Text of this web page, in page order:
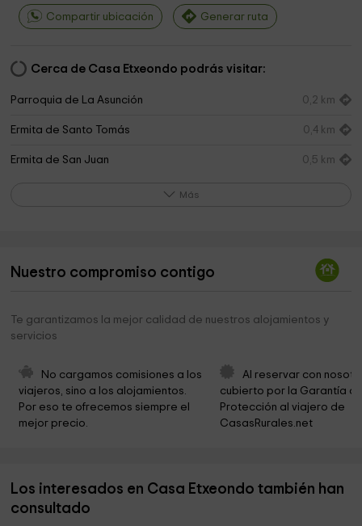
Compartir ubicación Generar ruta
Cerca de Casa Etxeondo podrás visitar:
Parroquia de La Asunción 0,2 km
Ermita de Santo Tomás 0,4 km
Ermita de San Juan 0,5 km
Beriain. 2,9 km
Ermita de San Martín
Gazteluko Borda
Ermita de San Bartolomé
Ermita de San Juan 4,3 km
Ayuntamiento De Gabiria 4,8 km
Más
Nuestro compromiso contigo
Te garantizamos la mejor calidad de nuestros alojamientos y
servicios
No cargamos comisiones a los
viajeros, sino a los alojamientos.
Por eso te ofrecemos siempre el
mejor precio.
Al reservar con
cubierto por la Garantía
Protección al viajero de
CasasRurales.net
Los interesados en Casa Etxeondo también han
consultado